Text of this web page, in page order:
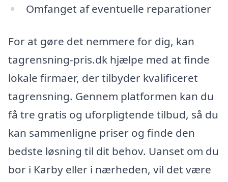
Omfanget af eventuelle reparationer
For at gøre det nemmere for dig, kan
tagrensning-pris.dk hjælpe med at finde
lokale firmaer, der tilbyder kvalificeret
tagrensning. Gennem platformen kan du
få tre gratis og uforpligtende tilbud, så du
kan sammenligne priser og finde den
bedste løsning til dit behov. Uanset om du
bor i Karby eller i nærheden, vil det være